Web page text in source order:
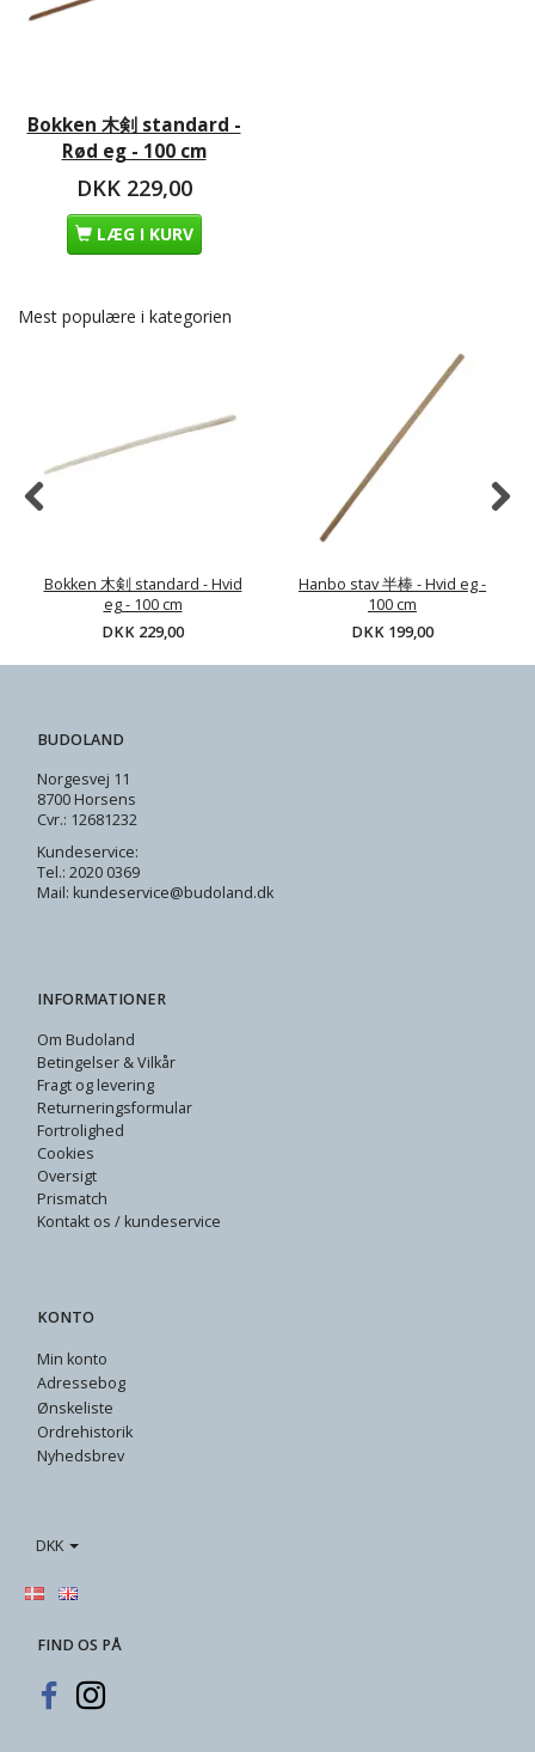
Bokken 木剣 standard -
Rød eg - 100 cm
DKK 229,00
LÆG I KURV
Mest populære i kategorien
Bokken 木剣 standard - Hvid
eg - 100 cm
DKK 229,00
Hanbo stav 半棒 - Hvid eg -
100 cm
DKK 199,00
BUDOLAND
Norgesvej 11
8700 Horsens
Cvr.: 12681232
Kundeservice:
Tel.: 2020 0369
Mail: kundeservice@budoland.dk
INFORMATIONER
Om Budoland
Betingelser & Vilkår
Fragt og levering
Returneringsformular
Fortrolighed
Cookies
Oversigt
Prismatch
Kontakt os / kundeservice
KONTO
Min konto
Adressebog
Ønskeliste
Ordrehistorik
Nyhedsbrev
DKK
FIND OS PÅ